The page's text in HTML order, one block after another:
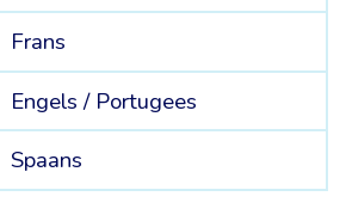
Frans
Engels / Portugees
Spaans